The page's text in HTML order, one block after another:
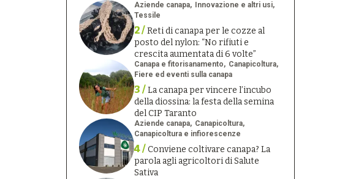
Aziende canapa
Innovazione e altri usi
Tessile
2 /Reti di canapa per le cozze al
posto del nylon: “No rifiuti e
crescita aumentata di 6 volte”
Canapa e fitorisanamento
Canapicoltura
Fiere ed eventi sulla canapa
3 /La canapa per vincere l’incubo
della diossina: la festa della semina
del CIP Taranto
Aziende canapa
Canapicoltura
Canapicoltura e infiorescenze
4 /Conviene coltivare canapa? La
parola agli agricoltori di Salute
Sativa